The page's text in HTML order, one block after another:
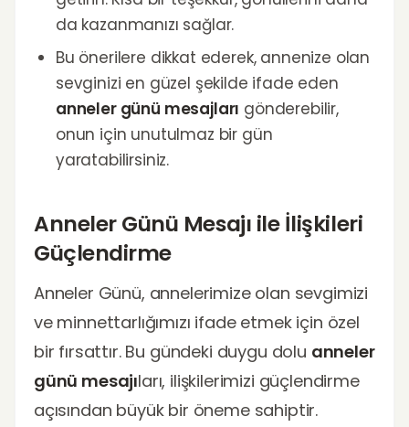
da kazanmanızı sağlar.
Bu önerilere dikkat ederek, annenize olan
sevginizi en güzel şekilde ifade eden
anneler günü mesajları gönderebilir,
onun için unutulmaz bir gün
yaratabilirsiniz.
Anneler Günü Mesajı ile İlişkileri
Güçlendirme
Anneler Günü, annelerimize olan sevgimizi
ve minnettarlığımızı ifade etmek için özel
bir fırsattır. Bu gündeki duygu dolu anneler
günü mesajıları, ilişkilerimizi güçlendirme
açısından büyük bir öneme sahiptir.